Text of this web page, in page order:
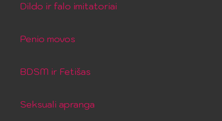
Dildo ir falo imitatoriai
Penio movos
BDSM ir Fetišas
Seksuali apranga